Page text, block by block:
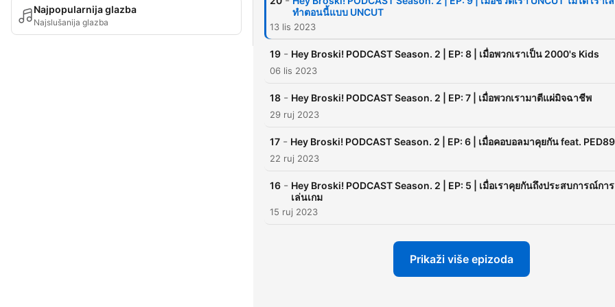
Najpopularnija glazba
Najslušanija glazba
ทำตอนนี้แบบ UNCUT
13 lis 2023
19 - Hey Broski! PODCAST Season. 2 | EP: 8 | เมื่อพวกเราเป็น 2000's Kids
06 lis 2023
18 - Hey Broski! PODCAST Season. 2 | EP: 7 | เมื่อพวกเรามาตีแผ่มิจฉาชีพ
29 ruj 2023
17 - Hey Broski! PODCAST Season. 2 | EP: 6 | เมื่อคอบอลมาคุยกัน feat. PED89
22 ruj 2023
16 - Hey Broski! PODCAST Season. 2 | EP: 5 | เมื่อเราคุยกันถึงประสบการณ์การ
เล่นเกม
15 ruj 2023
Prikaži više epizoda